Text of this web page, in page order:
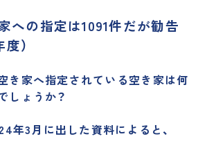
への指定は1091件だが勧告
）
き家へ指定されている空き家は何
しょうか？
年3月に出した資料によると、